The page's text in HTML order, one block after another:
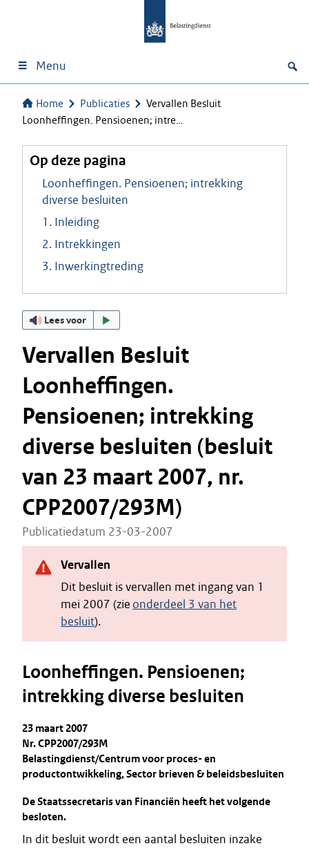
Menu
Home Publicaties
Vervallen Besluit
Loonheffingen. Pensioenen; intre…
Op deze pagina
Loonheffingen. Pensioenen; intrekking
diverse besluiten
1. Inleiding
2. Intrekkingen
3. Inwerkingtreding
Lees voor
Vervallen Besluit
Loonheffingen.
Pensioenen; intrekking
diverse besluiten (besluit
van 23 maart 2007, nr.
CPP2007/293M)
Publicatiedatum 23-03-2007
Vervallen
Dit besluit is vervallen met ingang van 1
mei 2007 (zie onderdeel 3 van het
besluit).
Loonheffingen. Pensioenen;
intrekking diverse besluiten
23 maart 2007
Nr. CPP2007/293M
Belastingdienst/Centrum voor proces- en
productontwikkeling, Sector brieven & beleidsbesluiten
De Staatssecretaris van Financiën heeft het volgende
besloten.
In dit besluit wordt een aantal besluiten inzake